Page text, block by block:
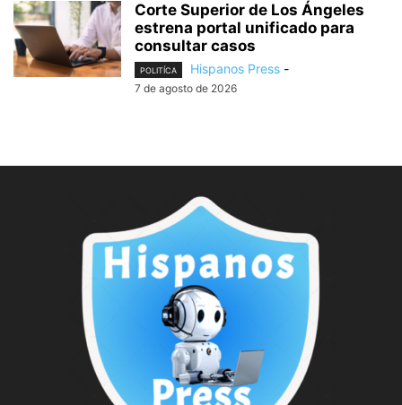
Corte Superior de Los Ángeles
estrena portal unificado para
consultar casos
POLITÍCA Hispanos Press -
7 de agosto de 2026